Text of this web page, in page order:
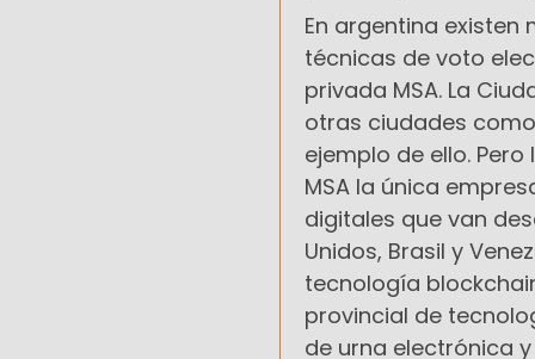
En argentina existen
técnicas de voto
privada MSA. La
otras ciudades
ejemplo de ello.
MSA la única
digitales que van
Unidos, Brasil y
tecnología
provincial de
de urna electrónica